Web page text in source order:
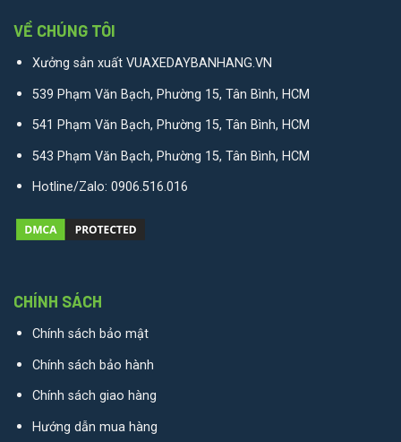
VỀ CHÚNG TÔI
Xưởng sản xuất VUAXEDAYBANHANG.VN
539 Phạm Văn Bạch, Phường 15, Tân Bình, HCM
541 Phạm Văn Bạch, Phường 15, Tân Bình, HCM
543 Phạm Văn Bạch, Phường 15, Tân Bình, HCM
Hotline/Zalo: 0906.516.016
CHÍNH SÁCH
Chính sách bảo mật
Chính sách bảo hành
Chính sách giao hàng
Hướng dẫn mua hàng